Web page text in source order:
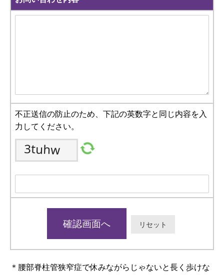
不正送信の防止のため、下記の英数字と同じ内容を入
力してください。
＊腰部脊柱管狭窄症で休みながらじゃないと長く歩けな